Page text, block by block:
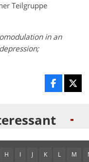
Teilgruppe
in an
H I J K L M